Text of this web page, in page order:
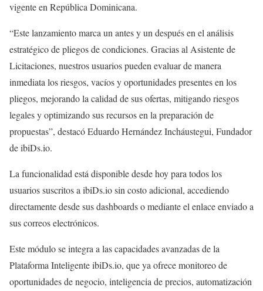
vigente en República Dominicana.
“Este lanzamiento marca un antes y un después en el análisis
estratégico de pliegos de condiciones. Gracias al Asistente de
Licitaciones, nuestros usuarios pueden evaluar de manera
inmediata los riesgos, vacíos y oportunidades presentes en los
pliegos, mejorando la calidad de sus ofertas, mitigando riesgos
legales y optimizando sus recursos en la preparación de
propuestas”, destacó Eduardo Hernández Incháustegui, Fundador
de ibiDs.io.
La funcionalidad está disponible desde hoy para todos los
usuarios suscritos a ibiDs.io sin costo adicional, accediendo
directamente desde sus dashboards o mediante el enlace enviado a
sus correos electrónicos.
Este módulo se integra a las capacidades avanzadas de la
Plataforma Inteligente ibiDs.io, que ya ofrece monitoreo de
oportunidades de negocio, inteligencia de precios, automatización